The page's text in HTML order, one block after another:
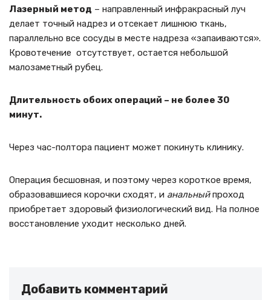
Лазерный метод – направленный инфракрасный луч
делает точный надрез и отсекает лишнюю ткань,
параллельно все сосуды в месте надреза «запаиваются».
Кровотечение отсутствует, остается небольшой
малозаметный рубец.
Длительность обоих операций – не более 30
минут.
Через час-полтора пациент может покинуть клинику.
Операция бесшовная, и поэтому через короткое время,
образовавшиеся корочки сходят, и анальныйпроход
приобретает здоровый физиологический вид. На полное
восстановление уходит несколько дней.
Добавить комментарий